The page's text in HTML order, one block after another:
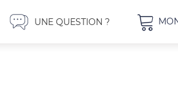
UNE QUESTION ?